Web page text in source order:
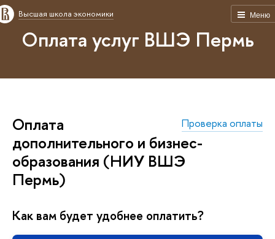
Меню
Высшая школа экономики
Оплата услуг ВШЭ Пермь
Проверка оплаты
Оплата
дополнительного и бизнес-
образования (НИУ ВШЭ
Пермь)
Как вам будет удобнее оплатить?